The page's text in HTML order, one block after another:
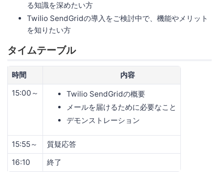
る知識を深めたい方
Twilio SendGridの導入をご検討中で、機能やメリット
を知りたい方
タイムテーブル
時間
内容
15:00～
Twilio SendGridの概要
メールを届けるために必要なこと
デモンストレーション
15:55～
質疑応答
16:10
終了